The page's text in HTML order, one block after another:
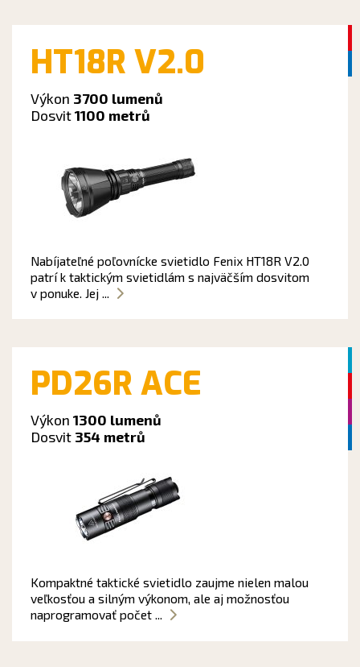
HT18R V2.0
Výkon 3700 lumenů
Dosvit1100 metrů
Nabíjateľné poľovnícke svietidlo Fenix HT18R V2.0
patrí k taktickým svietidlám s najväčším dosvitom
v ponuke. Jej ...
PD26R ACE
Výkon 1300 lumenů
Dosvit 354 metrů
Kompaktné taktické svietidlo zaujme nielen malou
veľkosťou a silným výkonom, ale aj možnosťou
naprogramovať počet ...